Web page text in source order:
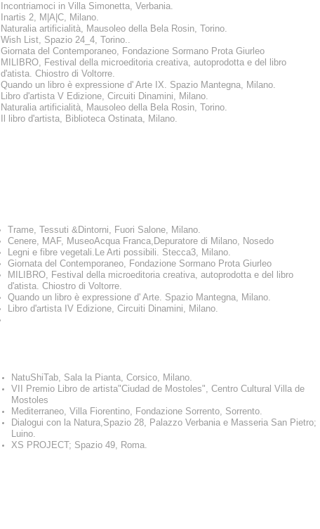
Incontriamoci in Villa Simonetta, Verbania.
Inartis 2, M|A|C, Milano.
Naturalia artificialità, Mausoleo della Bela Rosin, Torino.
Wish List, Spazio 24_4, Torino..
Giornata del Contemporaneo, Fondazione Sormano Prota Giurleo
MILIBRO, Festival della microeditoria creativa, autoprodotta e del libro
d'atista. Chiostro di Voltorre.
Quando un libro è expressione d' Arte IX. Spazio Mantegna, Milano.
Libro d'artista V Edizione, Circuiti Dinamini, Milano.
Naturalia artificialità, Mausoleo della Bela Rosin, Torino.
Il libro d'artista, Biblioteca Ostinata, Milano.
Trame, Tessuti &Dintorni, Fuori Salone, Milano.
Cenere, MAF, MuseoAcqua Franca,Depuratore di Milano, Nosedo
Legni e fibre vegetali.Le Arti possibili. Stecca3, Milano.
Giornata del Contemporaneo, Fondazione Sormano Prota Giurleo
MILIBRO, Festival della microeditoria creativa, autoprodotta e del libro
d'atista. Chiostro di Voltorre.
Quando un libro è expressione d' Arte. Spazio Mantegna, Milano.
Libro d'artista IV Edizione, Circuiti Dinamini, Milano.
NatuShiTab, Sala la Pianta, Corsico, Milano.
VII Premio Libro de artista"Ciudad de Mostoles", Centro Cultural Villa de
Mostoles
Mediterraneo, Villa Fiorentino, Fondazione Sorrento, Sorrento.
Dialogui con la Natura,Spazio 28, Palazzo Verbania e Masseria San Pietro;
Luino.
XS PROJECT; Spazio 49, Roma.